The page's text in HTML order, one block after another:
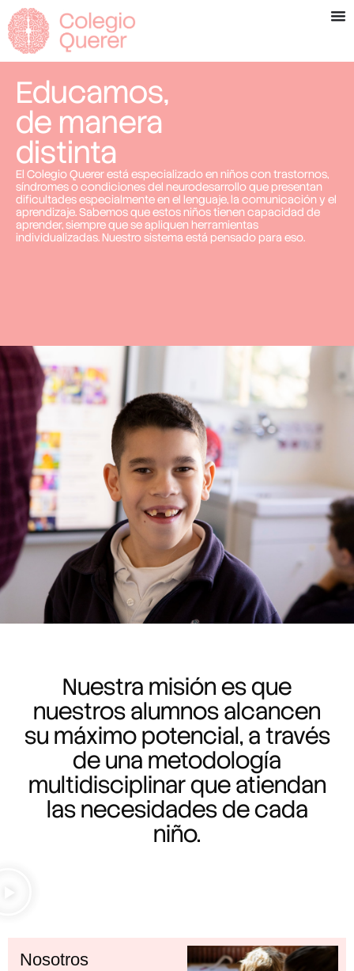
Educamos,
de manera
distinta
El Colegio Querer está especializado en niños con trastornos,
síndromes o condiciones del neurodesarrollo que presentan
dificultades especialmente en el lenguaje, la comunicación y el
aprendizaje. Sabemos que estos niños tienen capacidad de
aprender, siempre que se apliquen herramientas
individualizadas. Nuestro sistema está pensado para eso.
Nuestra misión es que
nuestros alumnos alcancen
su máximo potencial, a través
de una metodología
multidisciplinar que atiendan
las necesidades de cada
niño.
Nosotros